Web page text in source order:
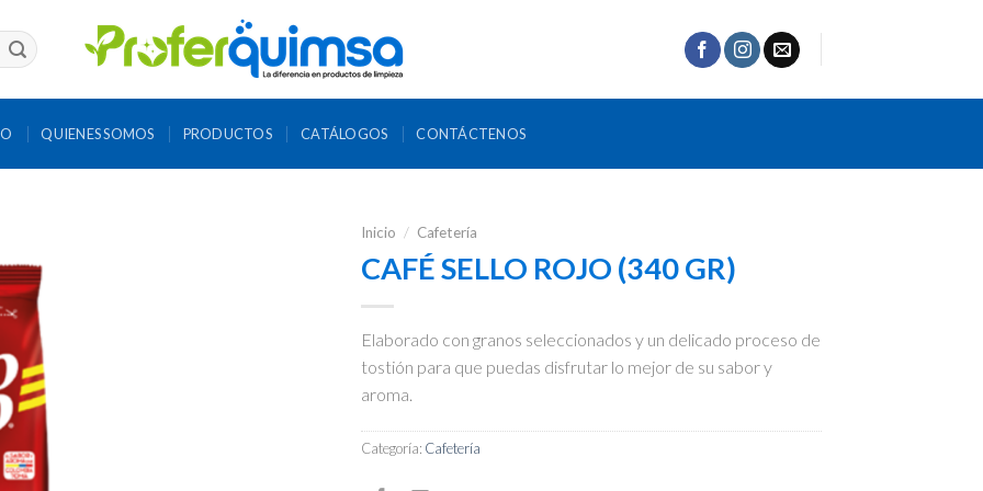
QUIENES SOMOS PRODUCTOS CATÁLOGOS CONTÁCTENOS
Inicio / Cafetería
CAFÉ SELLO ROJO (340 GR)
Elaborado con granos seleccionados y un delicado proceso de
tostión para que puedas disfrutar lo mejor de su sabor y
aroma.
Categoría: Cafetería